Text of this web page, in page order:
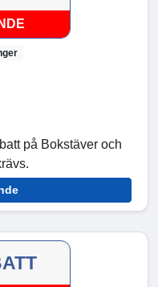
på Bokstäver och